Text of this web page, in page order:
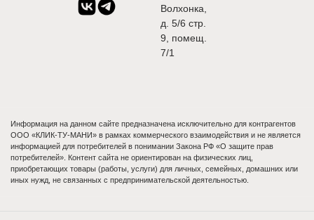
Волхонка,
д. 5/6 стр.
9, помещ.
7/1
Информация на данном сайте предназначена исключительно для контрагентов
ООО «КЛИК-ТУ-МАНИ» в рамках коммерческого взаимодействия и не является
информацией для потребителей в понимании Закона РФ «О защите прав
потребителей». Контент сайта не ориентирован на физических лиц,
приобретающих товары (работы, услуги) для личных, семейных, домашних или
иных нужд, не связанных с предпринимательской деятельностью.